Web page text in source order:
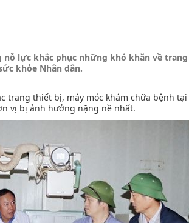
nỗ lực khắc phục những khó khăn về
khỏe Nhân dân.
thiết bị, máy móc khám chữa bệnh tại
vị bị ảnh hưởng nặng nề nhất.